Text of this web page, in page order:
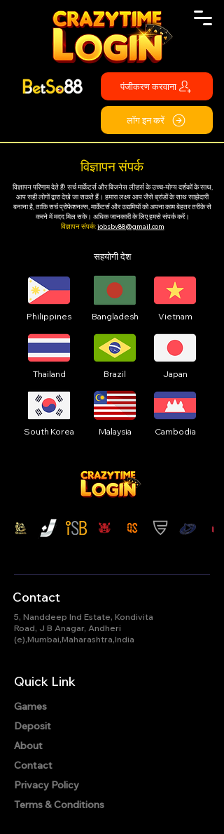
पंजीकरण करवाना
लॉग इन करें
विज्ञापन संपर्क
विज्ञापन परिणाम देते हैं! सर्च मार्केटर्स और बिजनेस लीडर्स के उच्च-योग्य दर्शकों के साथ,
आप सही लोगों द्वारा देखे जा सकते हैं। हमारा लक्ष्य आप जैसे ब्रांडों के साथ साझेदारी
बनाना है, ताकि सर्च प्रोफेशनल्स, मार्केटर्स और उद्यमियों को अपना काम बेहतर तरीके से
करने में मदद मिल सके। अधिक जानकारी के लिए हमसे संपर्क करें।
विज्ञापन संपर्क:jobsbv88@gmail.com
सहयोगी देश
Philippines
Thailand
South Korea
Bangladesh
Brazil
Malaysia
Vietnam
Japan
Cambodia
Contact
5, Nanddeep Ind Estate, Kondivita
Road, J B Anagar, Andheri
(e),Mumbai,Maharashtra,India
Quick Link
Games
Deposit
About
Contact
Privacy Policy
Terms & Conditions